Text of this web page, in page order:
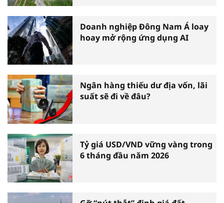
Doanh nghiệp Đông Nam Á loay
hoay mở rộng ứng dụng AI
Ngân hàng thiếu dư địa vốn, lãi
suất sẽ đi về đâu?
Tỷ giá USD/VND vững vàng trong
6 tháng đầu năm 2026